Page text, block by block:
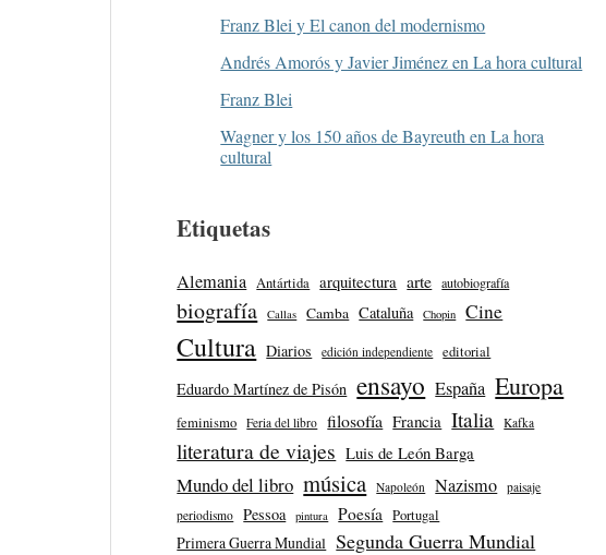
Franz Blei y El canon del modernismo
Andrés Amorós y Javier Jiménez en La hora cultural
Franz Blei
Wagner y los 150 años de Bayreuth en La hora
cultural
Etiquetas
Alemania Antártida arquitectura arte autobiografía
biografía Callas Camba Cataluña Chopin Cine
Cultura Diarios edición independiente editorial
Eduardo Martínez de Pisón ensayo España Europa
feminismo Feria del libro filosofía Francia Italia Kafka
literatura de viajes Luis de León Barga
Mundo del libro música Napoleón Nazismo
paisaje
periodismo
Pessoa pintura Poesía Portugal
Primera Guerra Mundial Segunda Guerra Mundial